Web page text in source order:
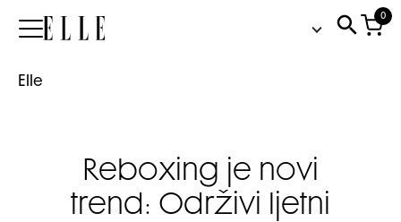
Elle
0
Elle
Reboxing je novi
trend: Održivi ljetni